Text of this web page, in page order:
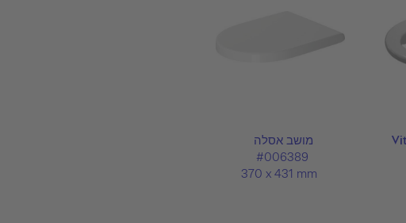
מושב אסלה
#006389
370 x 431 mm